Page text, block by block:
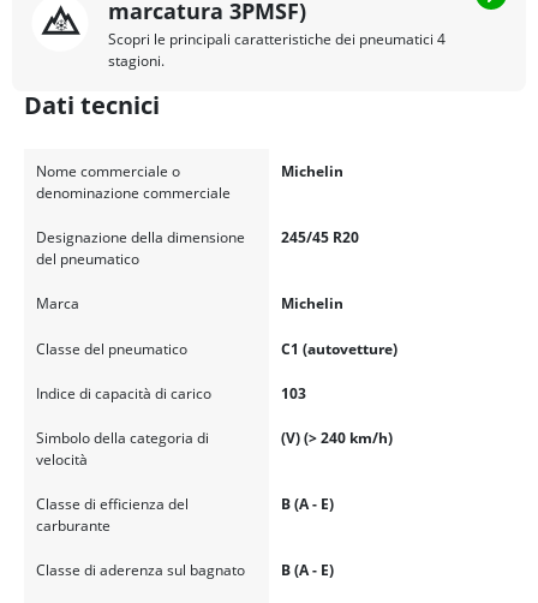
marcatura 3PMSF)
Scopri le principali caratteristiche dei pneumatici 4
stagioni.
Dati tecnici
Nome commerciale o
denominazione commerciale
Michelin
Designazione della dimensione
del pneumatico
245/45 R20
Marca Michelin
Classe del pneumatico C1 (autovetture)
Indice di capacità di carico 103
Simbolo della categoria di
velocità
(V) (> 240 km/h)
Classe di efficienza del
carburante
B (A - E)
Classe di aderenza sul bagnato B (A - E)